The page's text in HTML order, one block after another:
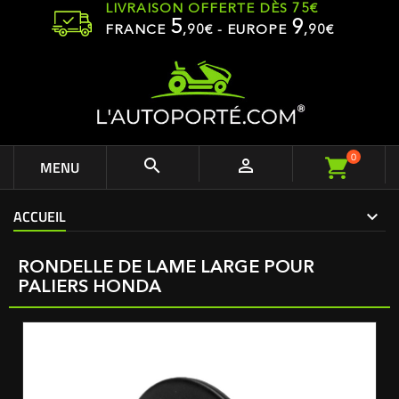
LIVRAISON OFFERTE DÈS 75€
FRANCE 5,90€ - EUROPE 9,90€
MENU   0
ACCUEIL
RONDELLE DE LAME LARGE POUR
PALIERS HONDA